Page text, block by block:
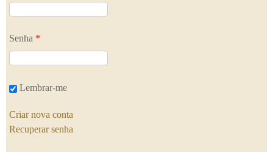
Senha *
Lembrar-me
Criar nova conta
Recuperar senha